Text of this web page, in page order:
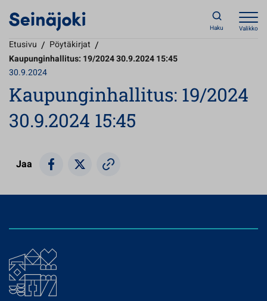
Haku Valikko
Etusivu / Pöytäkirjat /
Kaupunginhallitus: 19/2024 30.9.2024 15:45
30.9.2024
Kaupunginhallitus: 19/2024
30.9.2024 15:45
Jaa